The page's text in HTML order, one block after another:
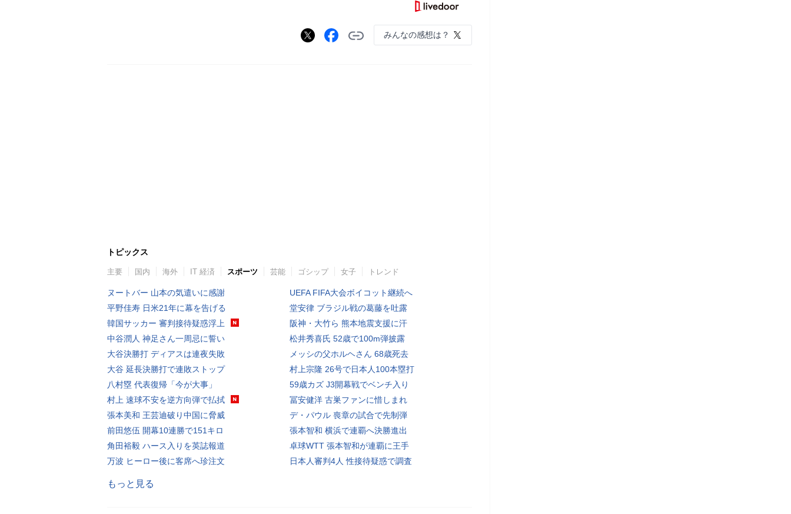
みんなの感想は？
トピックス
主要 国内 海外 IT 経済 スポーツ 芸能 ゴシップ 女子 トレンド
ヌートバー 山本の気遣いに感謝
平野佳寿 日米21年に幕を告げる
韓国サッカー 審判接待疑惑浮上
中谷潤人 神足さん一周忌に誓い
大谷決勝打 ディアスは連夜失敗
大谷 延長決勝打で連敗ストップ
八村塁 代表復帰「今が大事」
村上 速球不安を逆方向弾で払拭
張本美和 王芸迪破り中国に脅威
前田悠伍 開幕10連勝で151キロ
角田裕毅 ハース入りを英誌報道
万波 ヒーロー後に客席へ珍注文
UEFA FIFA大会ボイコット継続へ
堂安律 ブラジル戦の葛藤を吐露
阪神・大竹ら 熊本地震支援に汗
松井秀喜氏 52歳で100m弾披露
メッシの父ホルヘさん 68歳死去
村上宗隆 26号で日本人100本塁打
59歳カズ J3開幕戦でベンチ入り
冨安健洋 古巣ファンに惜しまれ
デ・パウル 喪章の試合で先制弾
張本智和 横浜で連覇へ決勝進出
卓球WTT 張本智和が連覇に王手
日本人審判4人 性接待疑惑で調査
もっと見る